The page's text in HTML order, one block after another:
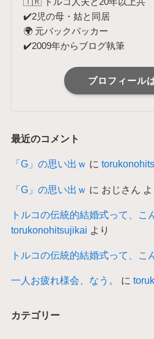
✔️2児の母・姑と同居
🌍 元バックパッカー
✔️2009年からブログ執筆
プロフィール
最近のコメント
「G」の思い出ｗ に
「G」の思い出ｗ に おじさん
トルコの伝統的結婚式って、こ
torukonohitsujikai より
トルコの伝統的結婚式って、こ
一人お疲れ様会、なう。 に
カテゴリー